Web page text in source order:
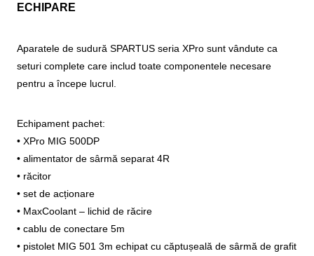
ECHIPARE
Aparatele de sudură SPARTUS seria XPro sunt vândute ca
seturi complete care includ toate componentele necesare
pentru a începe lucrul.
Echipament pachet:
• XPro MIG 500DP
• alimentator de sârmă separat 4R
• răcitor
• set de acționare
• MaxCoolant – lichid de răcire
• cablu de conectare 5m
• pistolet MIG 501 3m echipat cu căptușeală de sârmă de grafit